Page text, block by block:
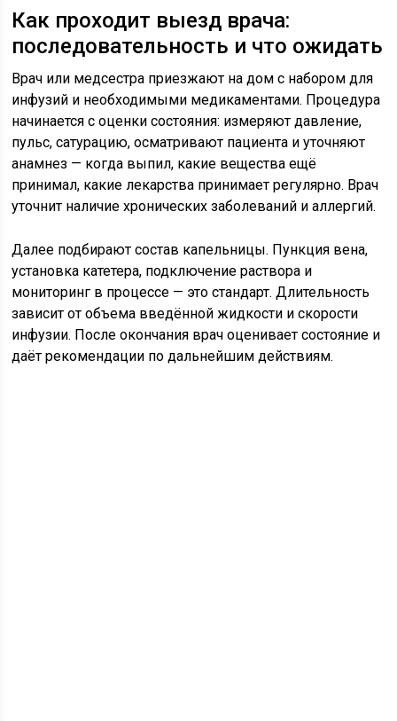
Как проходит выезд врача:
последовательность и что ожидать
Врач или медсестра приезжают на дом с набором для
инфузий и необходимыми медикаментами. Процедура
начинается с оценки состояния: измеряют давление,
пульс, сатурацию, осматривают пациента и уточняют
анамнез — когда выпил, какие вещества ещё
принимал, какие лекарства принимает регулярно. Врач
уточнит наличие хронических заболеваний и аллергий.
Далее подбирают состав капельницы. Пункция вена,
установка катетера, подключение раствора и
мониторинг в процессе — это стандарт. Длительность
зависит от объема введённой жидкости и скорости
инфузии. После окончания врач оценивает состояние и
даёт рекомендации по дальнейшим действиям.